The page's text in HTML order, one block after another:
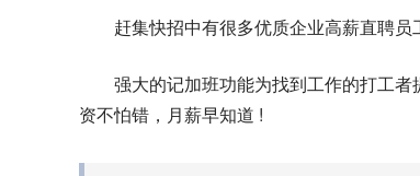
赶集快招中有很多优质企业高薪直聘员
强大的记加班功能为找到工作的打工
资不怕错，月薪早知道 !